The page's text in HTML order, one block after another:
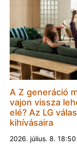
A Z generáció
vajon vissza
elé? Az LG
kihívásaira
2026. július. 8. 18:50